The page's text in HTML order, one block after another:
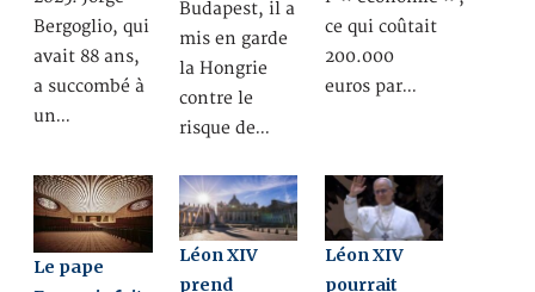
Bergoglio, qui
avait 88 ans,
a succombé à
un…
Budapest, il a
mis en garde
la Hongrie
contre le
risque de…
ce qui coûtait
200.000
euros par…
Le pape
Léon XIV
prend
Léon XIV
pourrait